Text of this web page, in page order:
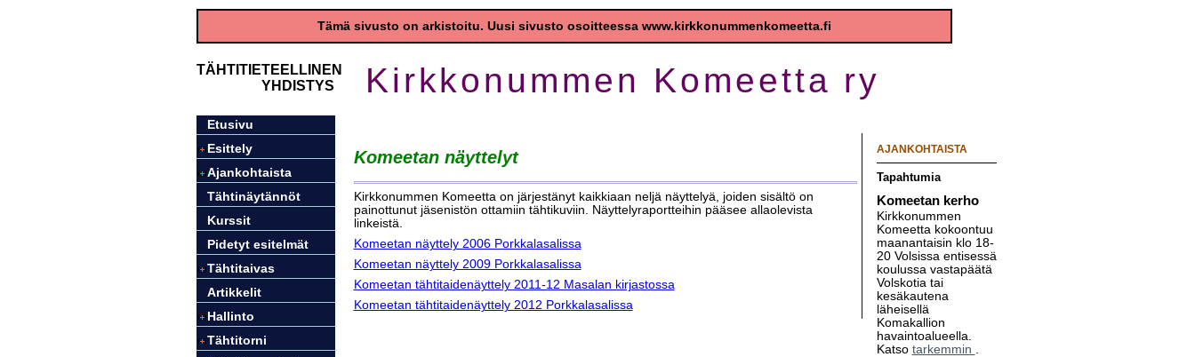
TÄHTITIETEELLINEN
YHDISTYS
Kirkkonummen Komeetta ry
Komeetan näyttelyt
Kirkkonummen Komeetta on järjestänyt kaikkiaan neljä näyttelyä, joiden sisältö on
painottunut jäsenistön ottamiin tähtikuviin. Näyttelyraportteihin pääsee allaolevista
linkeistä.
Komeetan näyttely 2006 Porkkalasalissa
Komeetan näyttely 2009 Porkkalasalissa
Komeetan tähtitaidenäyttely 2011-12 Masalan kirjastossa
Komeetan tähtitaidenäyttely 2012 Porkkalasalissa
AJANKOHTAISTA
Tapahtumia
Komeetan kerho
Kirkkonummen
Komeetta kokoontuu
maanantaisin klo 18-
20 Volsissa entisessä
koulussa vastapäätä
Volskotia tai
kesäkautena
läheisellä
Komakallion
havaintoalueella.
Katso tarkemmin .
Etusivu
Esittely
Ajankohtaista
Tähtinäytännöt
Kurssit
Pidetyt esitelmät
Tähtitaivas
Artikkelit
Hallinto
Tähtitorni